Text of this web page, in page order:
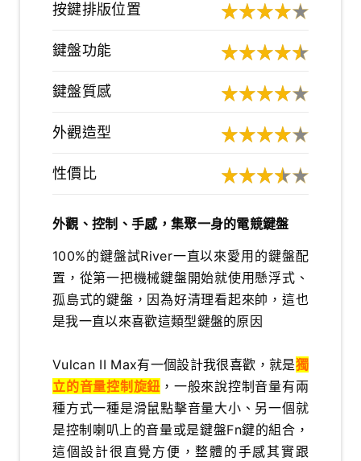
按鍵排版位置
鍵盤功能
鍵盤質感
外觀造型
性價比
外觀、控制、手感，集聚一身的電競鍵盤
100%的鍵盤試River一直以來愛用的鍵盤配
置，從第一把機械鍵盤開始就使用懸浮式、
孤島式的鍵盤，因為好清理看起來帥，這也
是我一直以來喜歡這類型鍵盤的原因
Vulcan II Max有一個設計我很喜歡，就是獨
立的音量控制旋鈕 ，一般來說控制音量有兩
種方式一種是滑鼠點擊音量大小、另一個就
是控制喇叭上的音量或是鍵盤Fn鍵的組合，
這個設計很直覺方便，整體的手感其實跟